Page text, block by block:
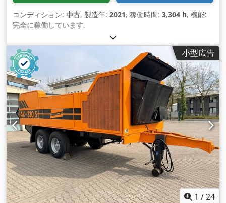
コンディション: 中古, 製造年: 2021, 稼働時間: 3,304 h, 機能:
完全に稼働しています,
小型広告
1 /24